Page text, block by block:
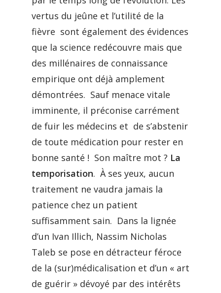
vertus du jeûne et l’utilité de la
fièvre sont également des évidences
que la science redécouvre mais que
des millénaires de connaissance
empirique ont déjà amplement
démontrées. Sauf menace vitale
imminente, il préconise carrément
de fuir les médecins et de s’abstenir
de toute médication pour rester en
bonne santé ! Son maître mot ? La
temporisation. À ses yeux, aucun
traitement ne vaudra jamais la
patience chez un patient
suffisamment sain. Dans la lignée
d’un Ivan Illich, Nassim Nicholas
Taleb se pose en détracteur féroce
de la (sur)médicalisation et d’un « art
de guérir » dévoyé par des intérêts